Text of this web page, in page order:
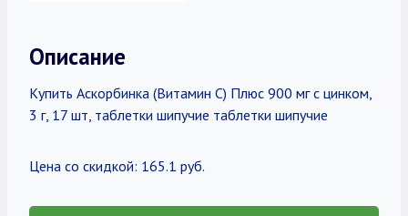
Описание
Купить Аскорбинка (Витамин С) Плюс 900 мг с цинком,
3 г, 17 шт, таблетки шипучие таблетки шипучие
Цена со скидкой: 165.1 руб.